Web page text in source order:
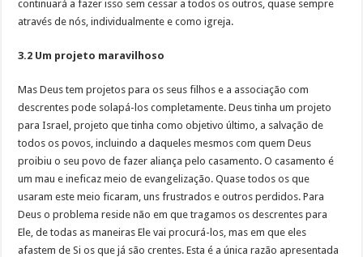
continuará a fazer isso sem cessar a todos os outros, quase sempre
através de nós, individualmente e como igreja.
3.2 Um projeto maravilhoso
Mas Deus tem projetos para os seus filhos e a associação com
descrentes pode solapá-los completamente. Deus tinha um projeto
para Israel, projeto que tinha como objetivo último, a salvação de
todos os povos, incluindo a daqueles mesmos com quem Deus
proibiu o seu povo de fazer aliança pelo casamento. O casamento é
um mau e ineficaz meio de evangelização. Quase todos os que
usaram este meio ficaram, uns frustrados e outros perdidos. Para
Deus o problema reside não em que tragamos os descrentes para
Ele, de todas as maneiras Ele vai procurá-los, mas em que eles
afastem de Si os que já são crentes. Esta é a única razão apresentada